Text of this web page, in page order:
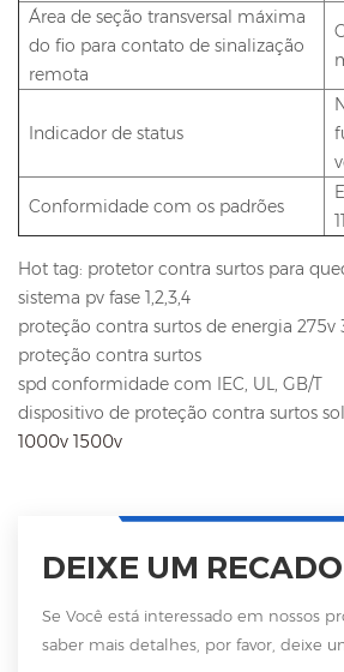
Área de seção transversal máxima
do fio para contato de sinalização
remota
Indicador de status
Conformidade com os padrões
Hot tag: protetor contra surtos para
sistema pv fase 1,2,3,4
proteção contra surtos de energia 275v
proteção contra surtos
spd conformidade com IEC, UL, GB/T
dispositivo de proteção contra surtos
1000v 1500v
DEIXE UM RECADO
Se Você está interessado em nossos
saber mais detalhes, por favor, deixe